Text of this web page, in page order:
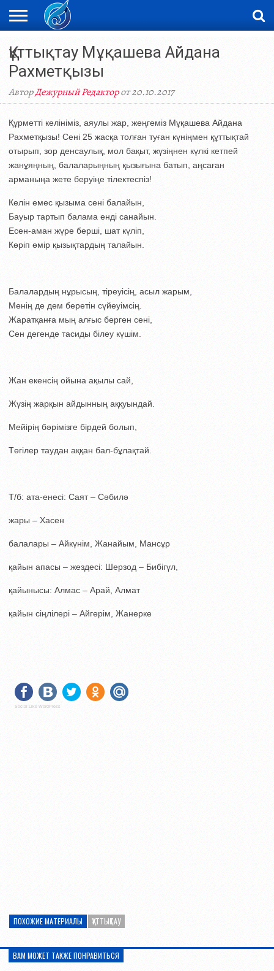
НОВОСТИ
ВИДЕО
ФОТОРЕПОРТАЖИ
ОРКЕН
Құттықтау Мұқашева Айдана
Рахметқызы
АвторДежурный Редакторот 20.10.2017
Құрметті келініміз, аяулы жар, жеңгеміз Мұқашева Айдана
Рахметқызы! Сені 25 жасқа толған туған күніңмен құттықтай
отырып, зор денсаулық, мол бақыт, жүзіңнен күлкі кетпей
жанұяңның, балаларыңның қызығына батып, аңсаған
арманыңа жете беруіңе тілектеспіз!
Келін емес қызыма сені балайын,
Бауыр тартып балама енді санайын.
Есен-аман жүре берші, шат күліп,
Көріп өмір қызықтардың талайын.
Балалардың нұрысың, тіреуісің, асыл жарым,
Менің де дем беретін сүйеуімсің.
Жаратқанға мың алғыс берген сені,
Сен дегенде тасиды білеу күшім.
Жан екенсің ойына ақылы сай,
Жүзің жарқын айдынның аққуындай.
Мейірің бәрімізге бірдей болып,
Төгілер таудан аққан бал-бұлақтай.
Т/б: ата-енесі: Саят – Сәбилә
жары – Хасен
балалары – Айкүнім, Жанайым, Мансұр
қайын апасы – жездесі: Шерзод – Бибігүл,
қайынысы: Алмас – Арай, Алмат
қайын сіңлілері – Айгерім, Жанерке
Social Like WordPress
ПОХОЖИЕ МАТЕРИАЛЫ ҚҰТТЫҚТАУ
ВАМ МОЖЕТ ТАКЖЕ ПОНРАВИТЬСЯ